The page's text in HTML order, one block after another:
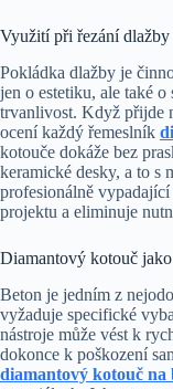
Využití při řezání dlažby
Pokládka dlažby je
jen o estetiku, ale také
trvanlivost. Když přijde
ocení každý řemeslník
kotouče dokáže bez
keramické desky, a to s
profesionálně
projektu a eliminuje
Diamantový kotouč
Beton je jedním z
vyžaduje specifické
nástroje může vést k
dokonce k poškození
diamantový kotouč na